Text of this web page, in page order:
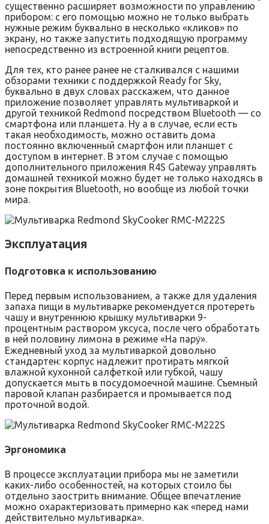
существенно расширяет возможности по управлению
прибором: с его помощью можно не только выбрать
нужные режим буквально в несколько «кликов» по
экрану, но также запустить подходящую программу
непосредственно из встроенной книги рецептов.
Для тех, кто ранее ранее не сталкивался с нашими
обзорами техники с поддержкой Ready for Sky,
буквально в двух словах расскажем, что данное
приложение позволяет управлять мультиваркой и
другой техникой Redmond посредством Bluetooth — со
смартфона или планшета. Ну а в случае, если есть
такая необходимость, можно оставить дома
постоянно включенный смартфон или планшет с
доступом в интернет. В этом случае с помощью
дополнительного приложения R4S Gateway управлять
домашней техникой можно будет не только находясь в
зоне покрытия Bluetooth, но вообще из любой точки
мира.
Эксплуатация
Подготовка к использованию
Перед первым использованием, а также для удаления
запаха пищи в мультиварке рекомендуется протереть
чашу и внутреннюю крышку мультиварки 9-
процентным раствором уксуса, после чего обработать
в ней половину лимона в режиме «На пару́».
Ежедневный уход за мультиваркой довольно
стандартен: корпус надлежит протирать мягкой
влажной кухонной салфеткой или губкой, чашу
допускается мыть в посудомоечной машине. Съемный
паровой клапан разбирается и промывается под
проточной водой.
Эргономика
В процессе эксплуатации прибора мы не заметили
каких-либо особенностей, на которых стоило бы
отдельно заострить внимание. Общее впечатление
можно охарактеризовать примерно как «перед нами
действительно мультиварка».